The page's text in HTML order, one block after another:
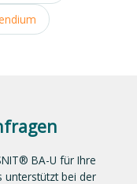
BA-U für Ihre
unterstützt bei der